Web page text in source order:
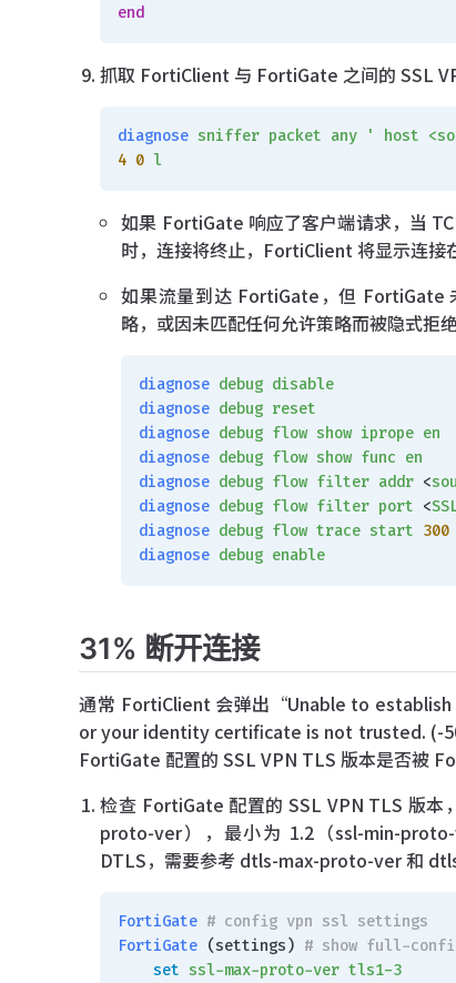
end
抓取 FortiClient 与 FortiGate 之间的 SSL
diagnose sniffer packet any ' host
4 0 l
如果 FortiGate 响应了客户端请求，当
时，连接将终止，FortiClient 将显示连接
如果流量到达 FortiGate，但 FortiGate
略，或因未匹配任何允许策略而被隐式拒绝
diagnose debug disable
diagnose debug reset
diagnose debug flow show iprope en
diagnose debug flow show func en
diagnose debug flow filter addr <
diagnose debug flow filter port <
diagnose debug flow trace start 300
diagnose debug enable
31% 断开连接
通常 FortiClient 会弹出“Unable to
or your identity certificate is not trusted. (-
FortiGate 配置的 SSL VPN TLS 版本是否被
检查 FortiGate 配置的 SSL VPN TLS 版本
proto-ver），最小为 1.2（ssl-min-
DTLS，需要参考 dtls-max-proto-ver 和
FortiGate # config vpn ssl settings
FortiGate (settings) # show full-
    set
ssl-max-proto-ver tls1-3